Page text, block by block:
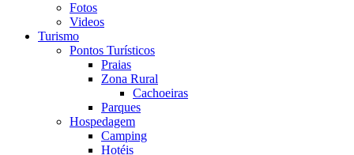
Fotos
Videos
Turismo
Pontos Turísticos
Praias
Zona Rural
Cachoeiras
Parques
Hospedagem
Camping
Hotéis